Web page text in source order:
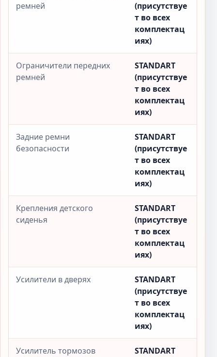
ремней
(присутствуе
т во всех
комплектац
иях)
Ограничители передних
ремней
STANDART
(присутствуе
т во всех
комплектац
иях)
Задние ремни
безопасности
STANDART
(присутствуе
т во всех
комплектац
иях)
Крепления детского
сиденья
STANDART
(присутствуе
т во всех
комплектац
иях)
Усилители в дверях
STANDART
(присутствуе
т во всех
комплектац
иях)
Усилитель тормозов STANDART